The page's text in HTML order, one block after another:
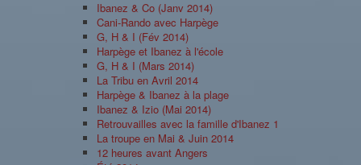
Ibanez & Co (Janv 2014)
Cani-Rando avec Harpège
G, H & I (Fév 2014)
Harpège et Ibanez à l'école
G, H & I (Mars 2014)
La Tribu en Avril 2014
Harpège & Ibanez à la plage
Ibanez & Izio (Mai 2014)
Retrouvailles avec la famille d'Ibanez 1
La troupe en Mai & Juin 2014
12 heures avant Angers